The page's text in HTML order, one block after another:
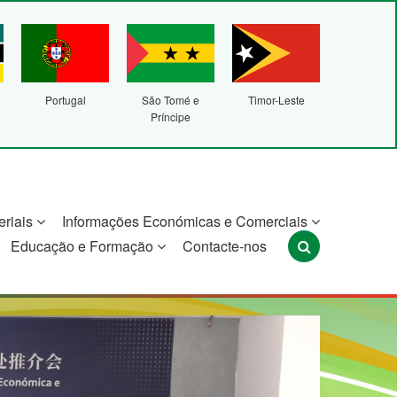
Portugal
São Tomé e
Príncipe
Timor-Leste
Informações Económicas e Comerciais
Educação e Formação Contacte-nos